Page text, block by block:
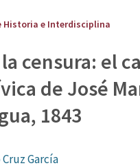
Historia e Interdisciplina
censura: el
de José
1843
García